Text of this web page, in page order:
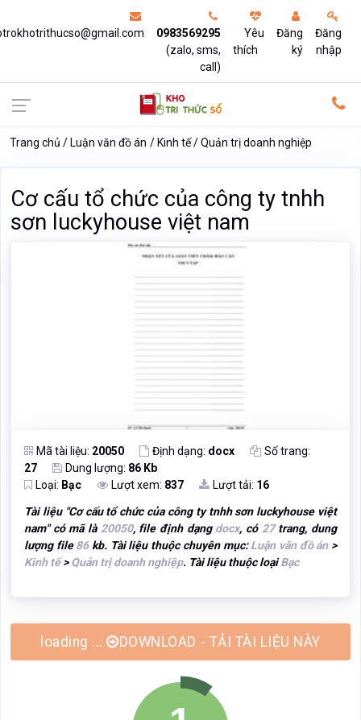
0983569295
(zalo, sms,
call)
Yêu
thích
Đăng
ký
Đăng
nhập
Trang chủ Luận văn đồ án Kinh tế Quản trị doanh nghiệp
Cơ cấu tổ chức của công ty tnhh
sơn luckyhouse việt nam
Mã tài liệu: 20050 Định dạng: docx
Số trang:
27
Dung lượng: 86 Kb
Loại: Bạc Lượt xem: 837 Lượt tải: 16
Tài liệu "Cơ cấu tổ chức của công ty tnhh sơn luckyhouse việt
nam" có mã là 20050, file định dạng docx, có 27trang, dung
lượng file86kb. Tài liệu thuộc chuyên mục:Luận văn đồ án>
Kinh tế>Quản trị doanh nghiệp. Tài liệu thuộc loạiBạc
DOWNLOAD - TẢI TÀI LIỆU NÀY